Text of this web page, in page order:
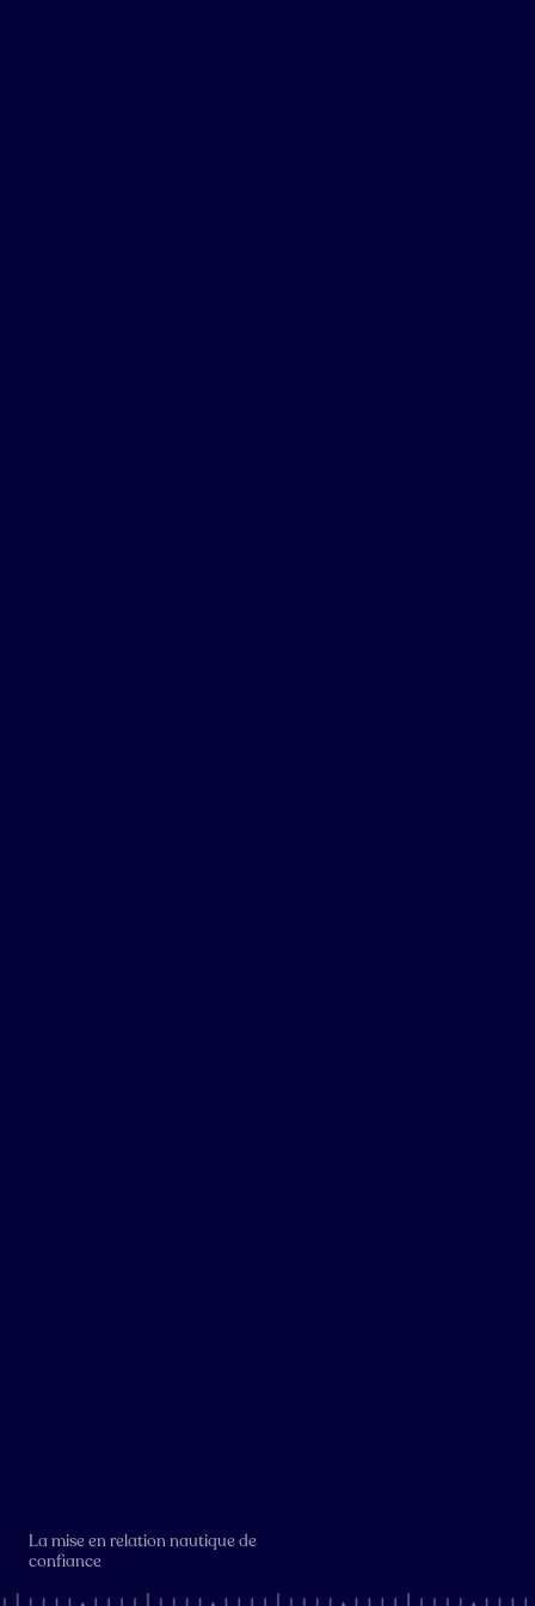
La mise en relation nautique de
confiance